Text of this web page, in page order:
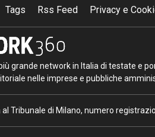
Tags Rss Feed Privacy e
grande network in Italia di testate e
nelle imprese e pubbliche
Tribunale di Milano, numero